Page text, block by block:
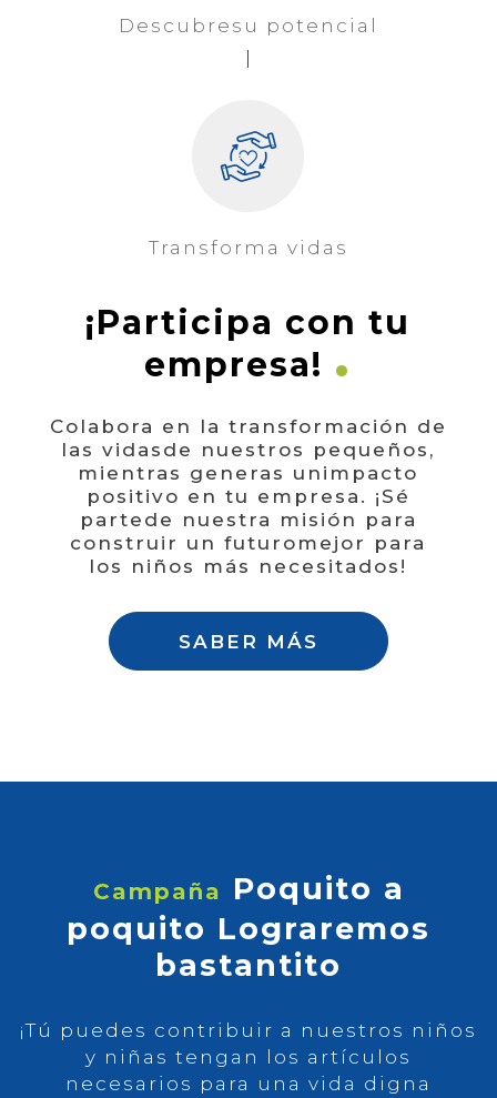
Descubre su potencial
Transforma vidas
¡Participa con tu
empresa! .
Colabora en la transformación de
las vidas de nuestros pequeños,
mientras generas un impacto
positivo en tu empresa. ¡Sé
parte de nuestra misión para
construir un futuro mejor para
los niños más necesitados!
SABER MÁS
Campaña
Poquito a
poquito Lograremos
bastantito
¡Tú puedes contribuir a nuestros niños
y niñas tengan los artículos
necesarios para una vida digna